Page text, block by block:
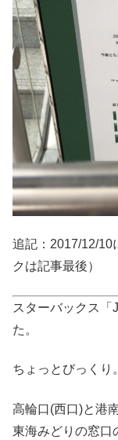
追記：2017/12/10
クは記事最後）
スターバックス「
た。
ちょっとびっくり。
高輪口(西口)と港
東海みどりの窓口